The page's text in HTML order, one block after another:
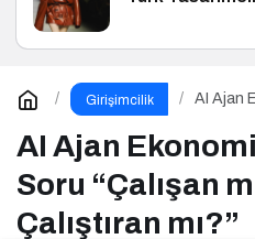
Girişimcilik
AI Ajan
AI Ajan
Soru “Çalışan
Çalıştıran mı?”